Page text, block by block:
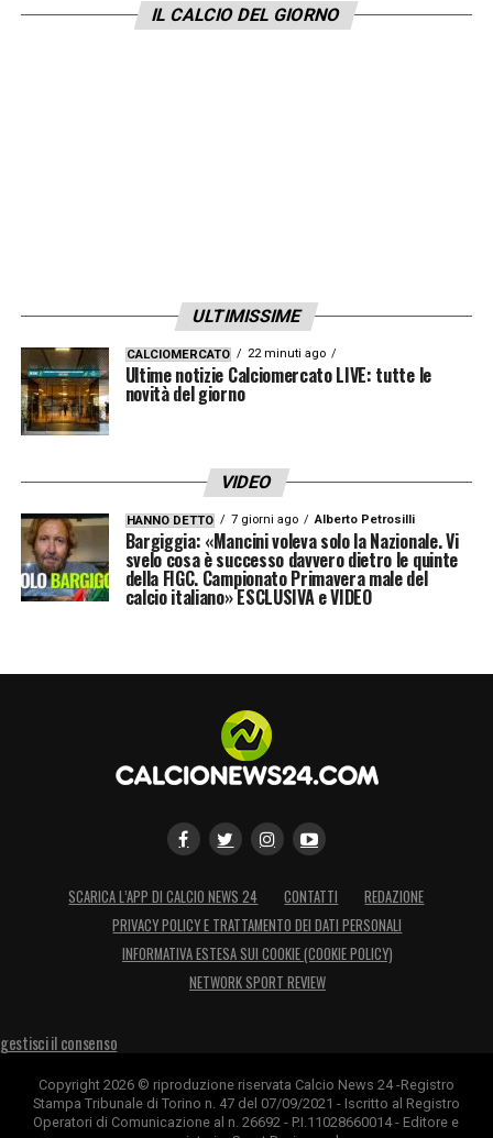
IL CALCIO DEL GIORNO
ULTIMISSIME
CALCIOMERCATO 22 minuti ago
Ultime notizie Calciomercato LIVE: tutte le
novità del giorno
VIDEO
HANNO DETTO 7 giorni ago Alberto Petrosilli
Bargiggia: «Mancini voleva solo la Nazionale. Vi
svelo cosa è successo davvero dietro le quinte
della FIGC. Campionato Primavera male del
calcio italiano» ESCLUSIVA e VIDEO
SCARICA L’APP DI CALCIO NEWS 24 CONTATTI
REDAZIONE
PRIVACY POLICY E TRATTAMENTO DEI DATI PERSONALI
INFORMATIVA ESTESA SUI COOKIE (COOKIE POLICY)
NETWORK SPORT REVIEW
gestisci il consenso
Copyright 2026 © riproduzione riservata Calcio News 24 -Registro
Stampa Tribunale di Torino n. 47 del 07/09/2021 - Iscritto al Registro
Operatori di Comunicazione al n. 26692 - P.I.11028660014 - Editore e